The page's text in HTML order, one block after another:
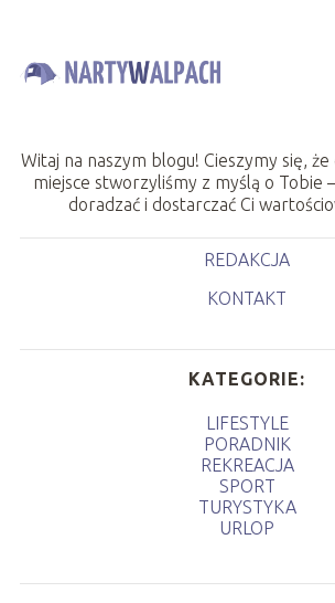
Witaj na naszym blogu! Cieszymy się, że
miejsce stworzyliśmy z myślą o Tobie
doradzać i dostarczać Ci
REDAKCJA
KONTAKT
KATEGORIE:
LIFESTYLE
PORADNIK
REKREACJA
SPORT
TURYSTYKA
URLOP